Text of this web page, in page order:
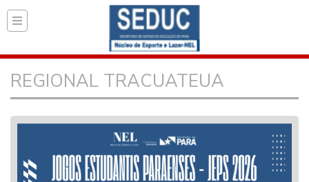
Página inicial do
REGIONAL TRACUATEUA
REGIONAL TRACUATEUA